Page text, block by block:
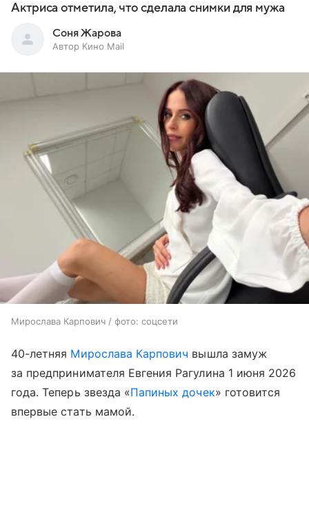
Актриса отметила, что сделала снимки для мужа
Соня Жарова
Автор Кино Mail
Мирослава Карпович / фото: соцсети
40-летняя Мирослава Карпович вышла замуж
за предпринимателя Евгения Рагулина 1 июня 2026
года. Теперь звезда «Папиных дочек» готовится
впервые стать мамой.